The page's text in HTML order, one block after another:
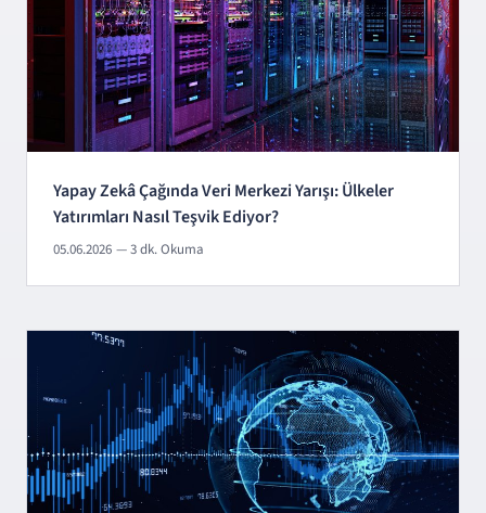
Yapay Zekâ Çağında Veri Merkezi Yarışı: Ülkeler
Yatırımları Nasıl Teşvik Ediyor?
05.06.2026 — 3 dk. Okuma